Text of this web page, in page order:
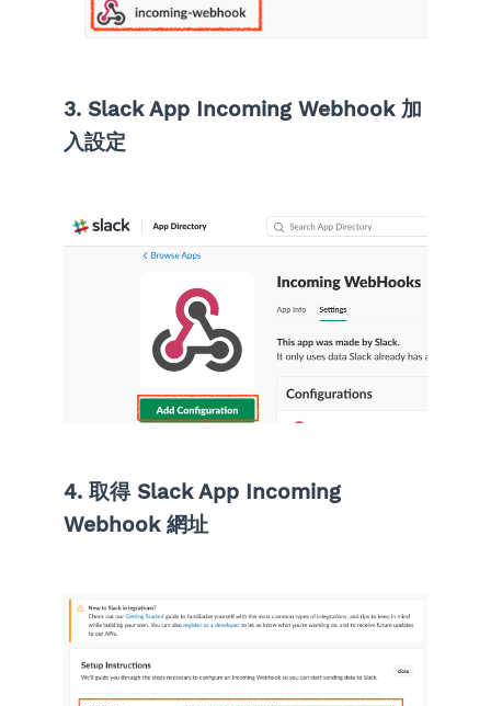
3. Slack App Incoming Webhook 加
入設定
4. 取得 Slack App Incoming
Webhook 網址